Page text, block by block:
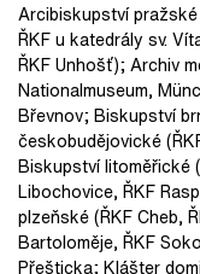
Arcibiskupství
ŘKF u katedrály sv.
ŘKF Unhošť); Archiv
Nationalmuseum,
Břevnov; Biskupství
českobudějovické
Biskupství litoměřické
Libochovice, ŘKF
plzeňské (ŘKF Cheb,
Bartoloměje, ŘKF
Přešticka; Klášter